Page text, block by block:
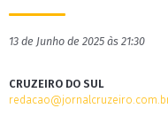
13 de Junho de 2025 às 21:30
CRUZEIRO DO SUL